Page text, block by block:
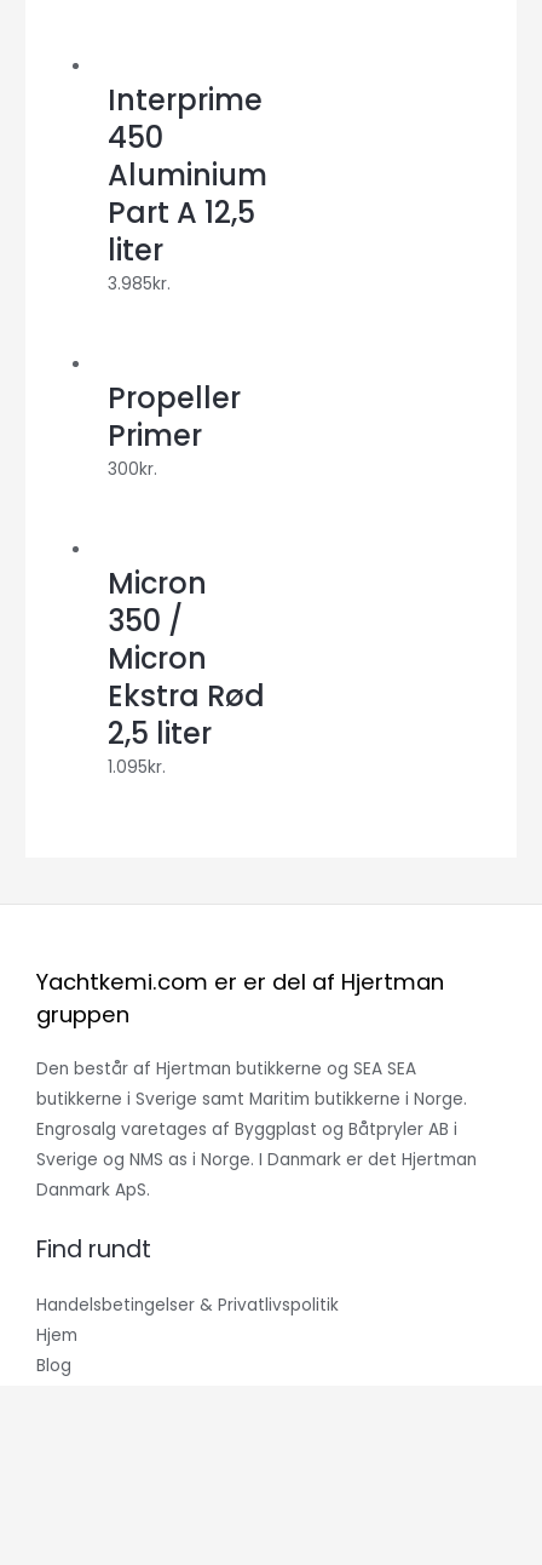
Interprime
450
Aluminium
Part A 12,5
liter
3.985kr.
Propeller
Primer
300kr.
Micron
350 /
Micron
Ekstra Rød
2,5 liter
1.095kr.
Yachtkemi.com er er del af Hjertman
gruppen
Den består af Hjertman butikkerne og SEA SEA
butikkerne i Sverige samt Maritim butikkerne i Norge.
Engrosalg varetages af Byggplast og Båtpryler AB i
Sverige og NMS as i Norge. I Danmark er det Hjertman
Danmark ApS.
Find rundt
Handelsbetingelser & Privatlivspolitik
Hjem
Blog